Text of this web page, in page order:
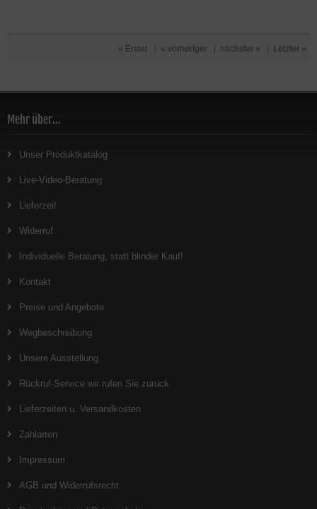
« Erster « vorheriger nächster » Letzter »
Mehr über...
Unser Produktkatalog
Live-Video-Beratung
Lieferzeit
Widerruf
Individuelle Beratung, statt blinder Kauf!
Kontakt
Preise und Angebote
Wegbeschreibung
Unsere Ausstellung
Rückruf-Service wir rufen Sie zurück
Lieferzeiten u. Versandkosten
Zahlarten
Impressum
AGB und Widerrufsrecht